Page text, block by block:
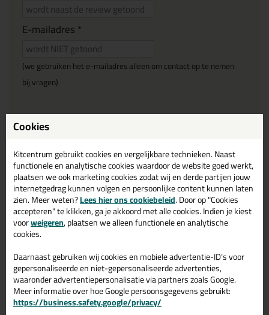
E-mailadres *
(we gebruiken het e-mailadres alleen om contact op te nemen
bij vragen)
Reviewtitel *
Je ervaring
Beoordeling
Zou jij dit product aanbevelen bij anderen?
ja
nee
Cookies
Kitcentrum gebruikt cookies en vergelijkbare technieken. Naast
functionele en analytische cookies waardoor de website goed werkt,
plaatsen we ook marketing cookies zodat wij en derde partijen jouw
internetgedrag kunnen volgen en persoonlijke content kunnen laten
zien. Meer weten?Lees hier ons cookiebeleid. Door op "Cookies
accepteren" te klikken, ga je akkoord met alle cookies. Indien je kiest
voorweigeren, plaatsen we alleen functionele en analytische
cookies.
Daarnaast gebruiken wij cookies en mobiele advertentie-ID’s voor
gepersonaliseerde en niet-gepersonaliseerde advertenties,
waaronder advertentiepersonalisatie via partners zoals Google.
Meer informatie over hoe Google persoonsgegevens gebruikt:
https://business.safety.google/privacy/